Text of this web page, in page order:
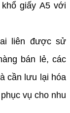
giấy A5 với
liên được sử
bán lẻ, các
cần lưu lại hóa
vụ cho nhu